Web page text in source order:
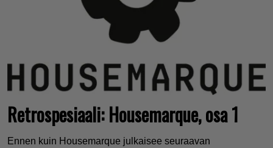
Retrospesiaali: Housemarque, osa 1
Ennen kuin Housemarque julkaisee seuraavan